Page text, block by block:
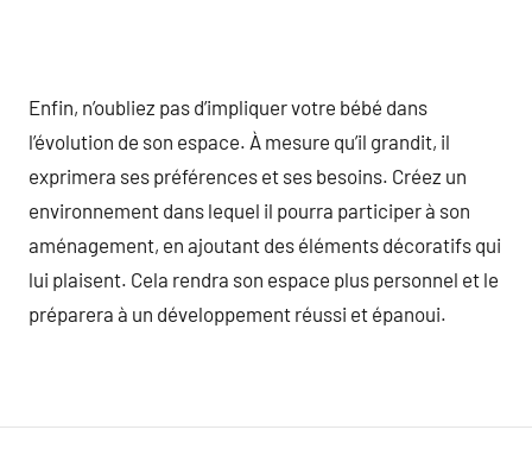
Enfin, n’oubliez pas d’impliquer votre bébé dans
l’évolution de son espace. À mesure qu’il grandit, il
exprimera ses préférences et ses besoins. Créez un
environnement dans lequel il pourra participer à son
aménagement, en ajoutant des éléments décoratifs qui
lui plaisent. Cela rendra son espace plus personnel et le
préparera à un développement réussi et épanoui.